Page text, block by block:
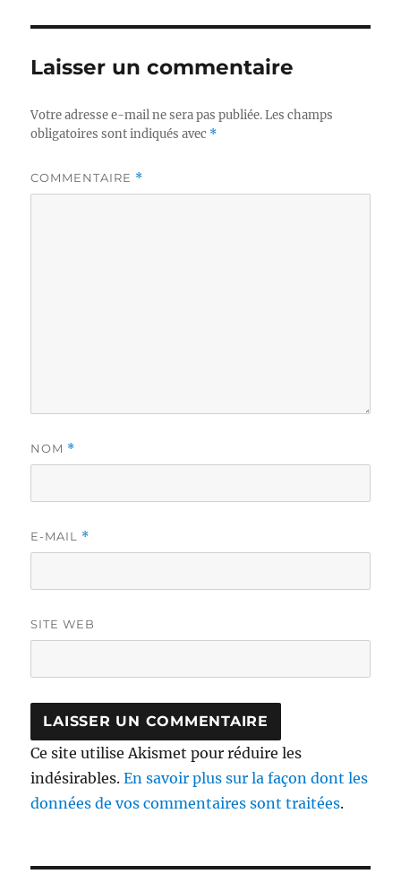
Laisser un commentaire
Votre adresse e-mail ne sera pas publiée. Les champs
obligatoires sont indiqués avec *
COMMENTAIRE *
NOM *
E-MAIL *
SITE WEB
Ce site utilise Akismet pour réduire les
indésirables.En savoir plus sur la façon dont les
données de vos commentaires sont traitées.